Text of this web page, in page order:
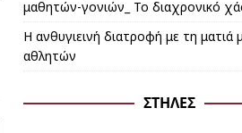
μαθητών-γονιών_ Το διαχρονικό
Η ανθυγιεινή διατροφή με τη ματιά
αθλητών
ΣΤΉΛΕΣ